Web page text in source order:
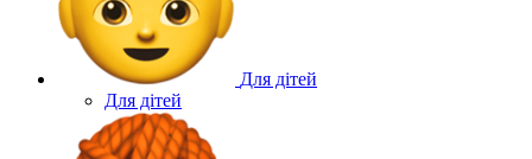
Для дітей
Для дітей